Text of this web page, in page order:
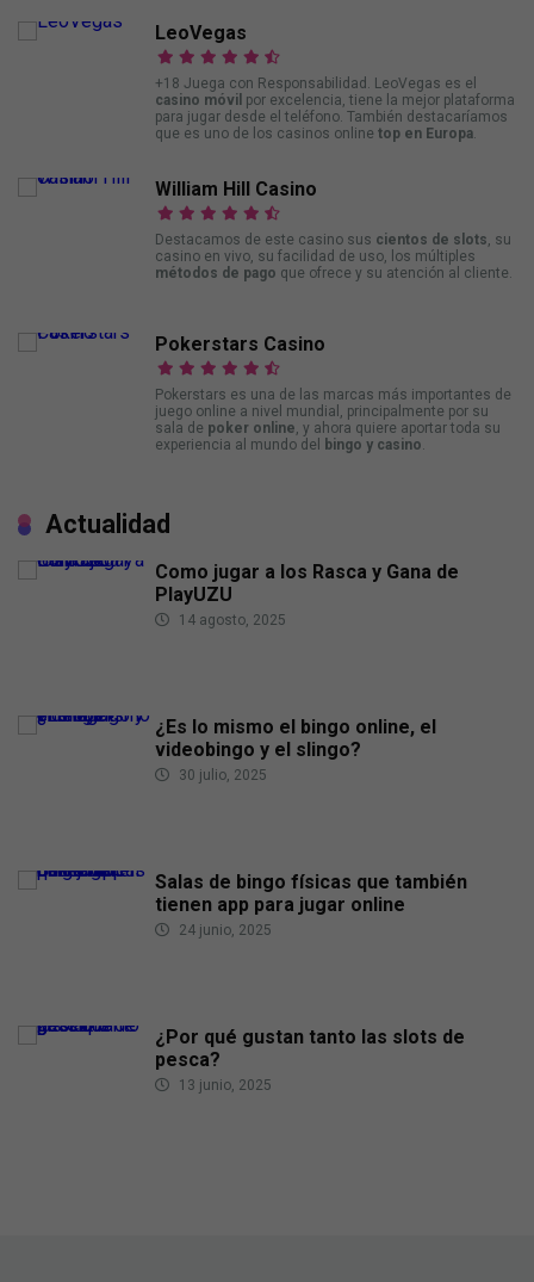
LeoVegas
+18 Juega con Responsabilidad. LeoVegas es el
casino móvil por excelencia, tiene la mejor plataforma
para jugar desde el teléfono. También destacaríamos
que es uno de los casinos online top en Europa
William Hill Casino
Destacamos de este casino sus cientos de slots , su
casino en vivo, su facilidad de uso, los múltiples
métodos de pago que ofrece y su atención al cliente.
Pokerstars Casino
Pokerstars es una de las marcas más importantes de
juego online a nivel mundial, principalmente por su
sala de poker online , y ahora quiere aportar toda su
experiencia al mundo del
bingo y casino
Actualidad
Como jugar a los Rasca y Gana de
PlayUZU
14 agosto, 2025
¿Es lo mismo el bingo online, el
videobingo y el slingo?
30 julio, 2025
Salas de bingo físicas que también
tienen app para jugar online
24 junio, 2025
¿Por qué gustan tanto las slots de
pesca?
13 junio, 2025